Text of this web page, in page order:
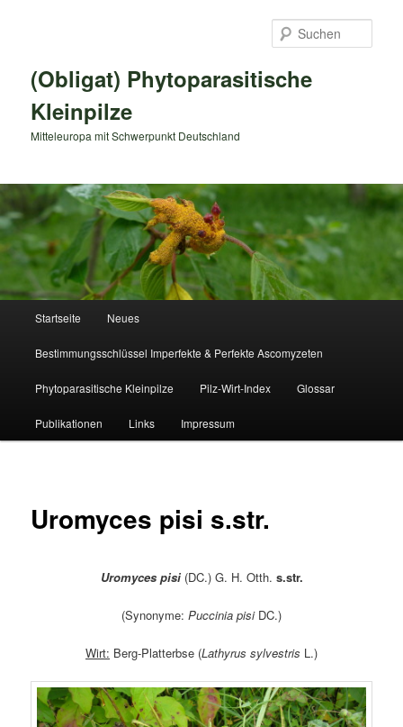
(Obligat) Phytoparasitische
Kleinpilze
Mitteleuropa mit Schwerpunkt Deutschland
Startseite Neues
Bestimmungsschlüssel Imperfekte & Perfekte Ascomyzeten
Phytoparasitische Kleinpilze Pilz-Wirt-Index Glossar
Publikationen Links Impressum
Uromyces pisi s.str.
Uromyces pisi(DC.) G. H. Otth. s.str.
(Synonyme: Puccinia pisiDC.)
Wirt: Berg-Platterbse (Lathyrus sylvestris L.)